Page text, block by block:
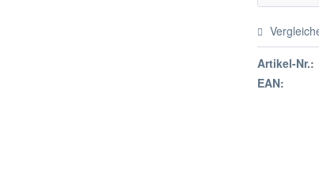
Artikel-Nr.:
EAN: